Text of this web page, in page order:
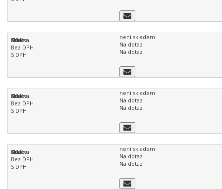
není skladem
Na dotaz
Na dotaz
není skladem
Na dotaz
Na dotaz
není skladem
Na dotaz
Na dotaz